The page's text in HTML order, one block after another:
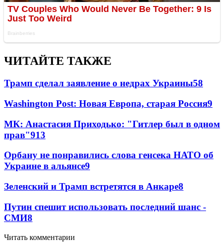
ЧИТАЙТЕ ТАКЖЕ
Трамп сделал заявление о недрах Украины58
Washington Post: Новая Европа, старая Россия9
МК: Анастасия Приходько: "Гитлер был в одном
прав"913
Орбану не понравились слова генсека НАТО об
Украине в альянсе9
Зеленский и Трамп встретятся в Анкаре8
Путин спешит использовать последний шанс -
СМИ8
Читать комментарии